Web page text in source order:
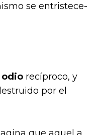
se entristece­
odio recíproco, y
por el